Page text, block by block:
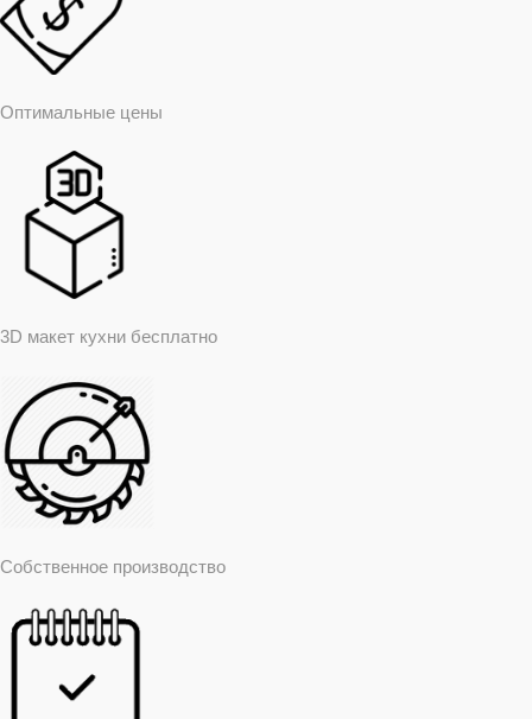
Оптимальные цены
3D макет кухни бесплатно
Собственное производство